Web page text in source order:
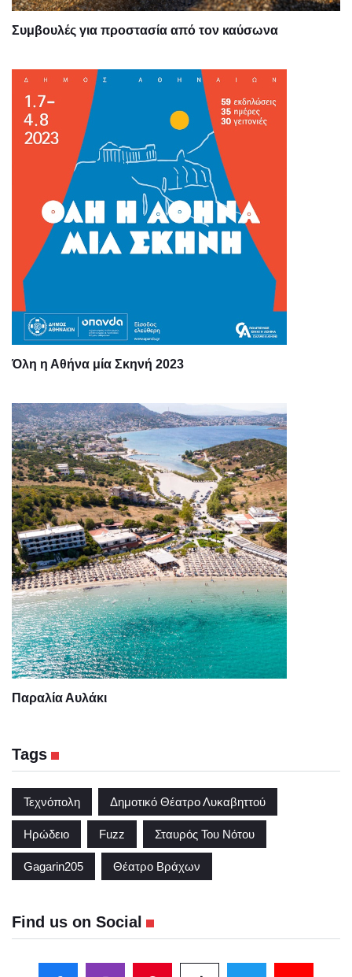
Συμβουλές για προστασία από τον καύσωνα
Όλη η Αθήνα μία Σκηνή 2023
Παραλία Αυλάκι
Tags
Τεχνόπολη Δημοτικό Θέατρο Λυκαβηττού
Ηρώδειο Fuzz Σταυρός Του Νότου
Gagarin205 Θέατρο Βράχων
Find us on Social